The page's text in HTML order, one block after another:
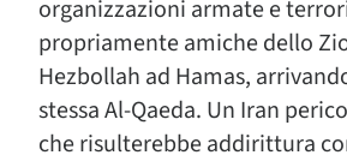
organizzazioni armate e
propriamente amiche dello
Hezbollah ad Hamas,
stessa Al-Qaeda. Un Iran
che risulterebbe addirittura